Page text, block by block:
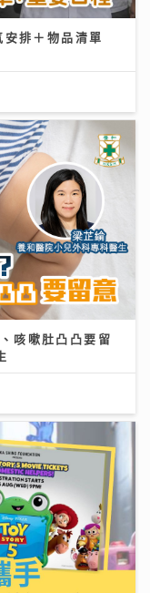
排＋物品清單
咳嗽肚凸凸要留